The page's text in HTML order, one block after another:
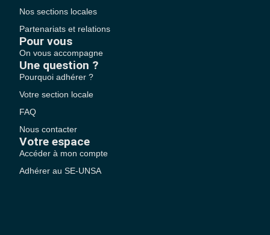
Nos sections locales
Partenariats et relations
Pour vous
On vous accompagne
Une question ?
Pourquoi adhérer ?
Votre section locale
FAQ
Nous contacter
Votre espace
Accéder à mon compte
Adhérer au SE-UNSA